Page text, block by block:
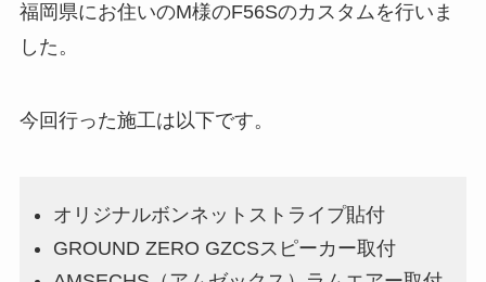
福岡県にお住いのM様のF56Sのカスタムを行いま
した。
今回行った施工は以下です。
オリジナルボンネットストライプ貼付
GROUND ZERO GZCSスピーカー取付